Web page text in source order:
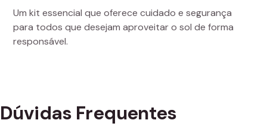
Um kit essencial que oferece cuidado e segurança
para todos que desejam aproveitar o sol de forma
responsável.
Dúvidas Frequentes